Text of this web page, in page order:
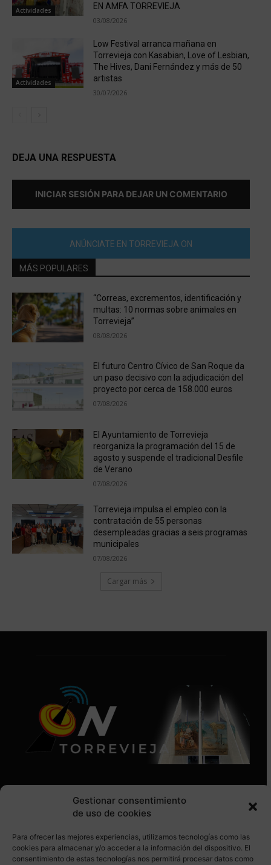
Gestionar consentimiento
de uso de cookies
Para ofrecer las mejores experiencias, utilizamos tecnologías como las
cookies para almacenar y/o acceder a la información del dispositivo. El
consentimiento de estas tecnologías nos permitirá procesar datos como
Actividades
EN AMFA TORREVIEJA
03/08/2026
Actividades
Low Festival arranca mañana en
Torrevieja con Kasabian, Love of Lesbian,
The Hives, Dani Fernández y más de 50
artistas
30/07/2026
DEJA UNA RESPUESTA
INICIAR SESIÓN PARA DEJAR UN COMENTARIO
ANÚNCIATE EN TORREVIEJA ON
MÁS POPULARES
“Correas, excrementos, identificación y
multas: 10 normas sobre animales en
Torrevieja”
08/08/2026
El futuro Centro Cívico de San Roque da
un paso decisivo con la adjudicación del
proyecto por cerca de 158.000 euros
07/08/2026
El Ayuntamiento de Torrevieja
reorganiza la programación del 15 de
agosto y suspende el tradicional Desfile
de Verano
07/08/2026
Torrevieja impulsa el empleo con la
contratación de 55 personas
desempleadas gracias a seis programas
municipales
07/08/2026
Cargar más
SÍGUENOS EN REDES SOCIALES